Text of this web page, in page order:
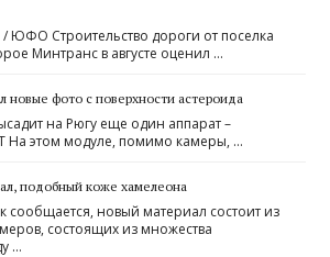
ЮФО Строительство дороги от поселка
Минтранс в августе оценил …
новые фото с поверхности астероида
на Рюгу еще один аппарат –
На этом модуле, помимо камеры, …
подобный коже хамелеона
сообщается, новый материал состоит из
состоящих из множества
…